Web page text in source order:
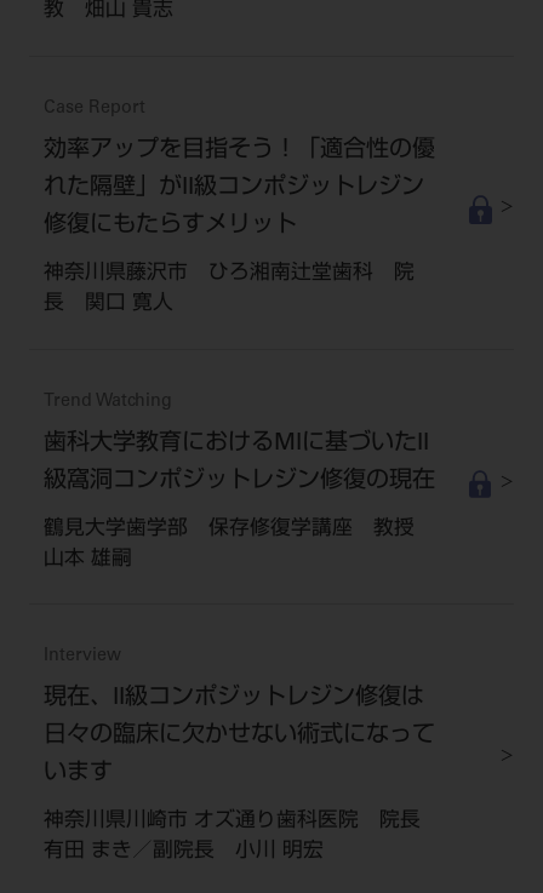
教 畑山 貴志
Case Report
効率アップを目指そう！「適合性の優
れた隔壁」がII級コンポジットレジン
修復にもたらすメリット
神奈川県藤沢市 ひろ湘南辻堂歯科 院
長 関口 寛人
Trend Watching
歯科大学教育におけるMIに基づいたII
級窩洞コンポジットレジン修復の現在
鶴見大学歯学部 保存修復学講座 教授
山本 雄嗣
Interview
現在、II級コンポジットレジン修復は
日々の臨床に欠かせない術式になって
います
神奈川県川崎市 オズ通り歯科医院 院長
有田 まき／副院長 小川 明宏